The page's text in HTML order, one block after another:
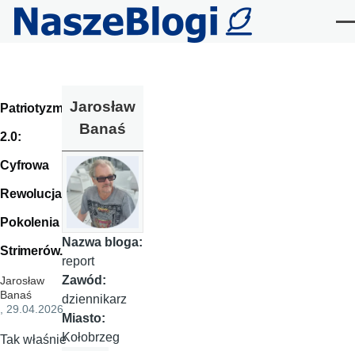
Przejdź do treści
Patriotyzm
2.0:
Cyfrowa
Rewolucja
Pokolenia
Strimerów.
Jarosław
Banaś
, 29.04.2026
Tak właśnie
Jarosław
Banaś
Nazwa bloga:
report
Zawód:
dziennikarz
Miasto:
Kołobrzeg